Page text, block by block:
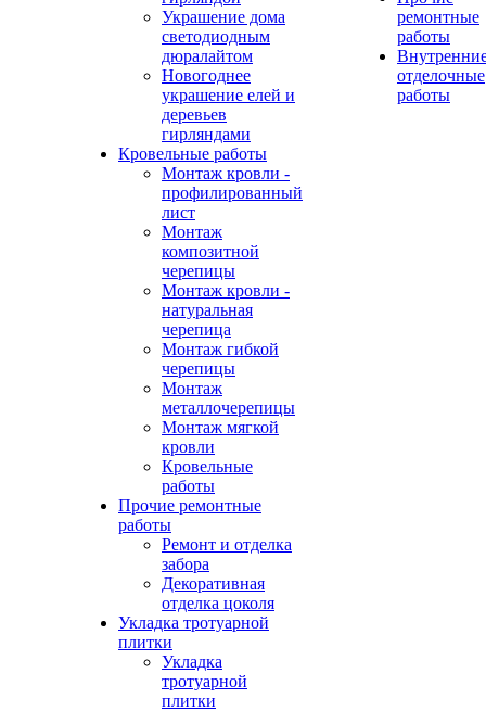
Украшение дома
светодиодным
дюралайтом
Новогоднее
украшение елей и
деревьев
гирляндами
Кровельные работы
Монтаж кровли -
профилированный
лист
Монтаж
композитной
черепицы
Монтаж кровли -
натуральная
черепица
Монтаж гибкой
черепицы
Монтаж
металлочерепицы
Монтаж мягкой
кровли
Кровельные
работы
Прочие ремонтные
работы
Ремонт и отделка
забора
Декоративная
отделка цоколя
Укладка тротуарной
плитки
Укладка
тротуарной
плитки
ремонтные
работы
отделочные
работы